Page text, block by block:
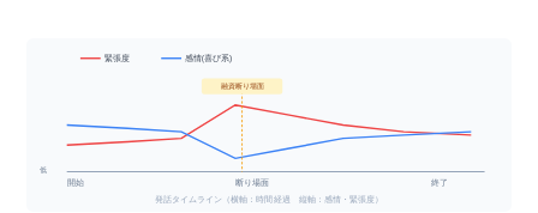
開始 断り場面 終了
融資断り場面
緊張度 感情(喜び系)
低
発話タイムライン（横軸：時間経過 縦軸：感情・緊張度）